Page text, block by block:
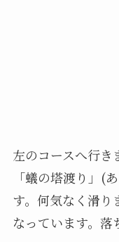
左のコースへ行き
「蟻の塔渡り」(
す。何気なく滑り
なっています。落